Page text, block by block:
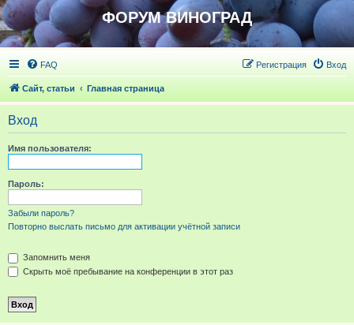
ФОРУМ ВИНОГРАД
FAQ Вход
Регистрация
Сайт, статьи Главная страница
Вход
Имя пользователя:
Пароль:
Забыли пароль?
Повторно выслать письмо для активации учётной записи
Запомнить меня
Скрыть моё пребывание на конференции в этот раз